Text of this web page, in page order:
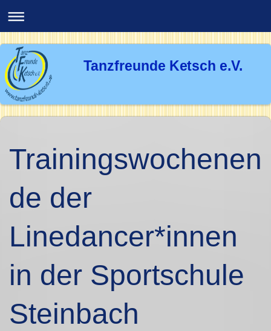
Tanzfreunde Ketsch e.V.
Trainingswochenen
de der
Linedancer*innen
in der Sportschule
Steinbach